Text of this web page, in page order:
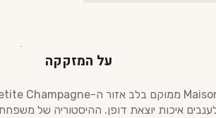
על המזקקה
לענבים איכות יוצאת דופן. ההיסטוריה של